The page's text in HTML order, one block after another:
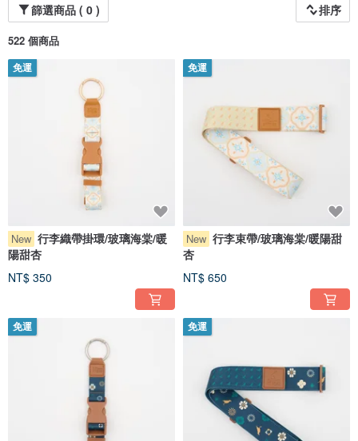
篩選商品 ( 0 )
排序
522 個商品
免運
New 行李織帶掛環/玻璃海棠/暖
陽甜杏
NT$ 350
免運
New 行李束帶/玻璃海棠/暖陽甜
杏
NT$ 650
免運 免運